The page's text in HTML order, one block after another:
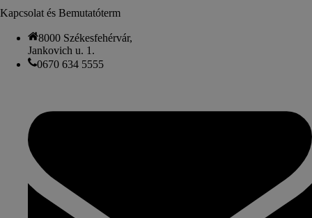
Kapcsolat és Bemutatóterm
8000 Székesfehérvár,
Jankovich u. 1.
0670 634 5555